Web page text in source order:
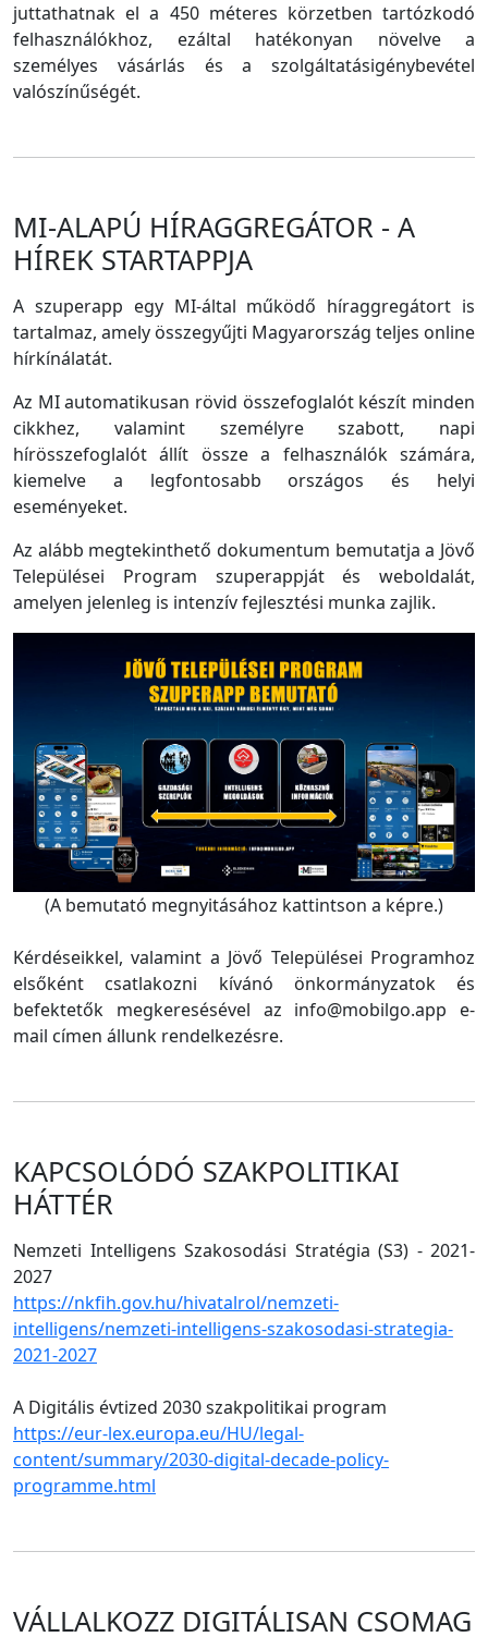
juttathatnak el a 450 méteres körzetben tartózkodó
felhasználókhoz, ezáltal hatékonyan növelve a
személyes vásárlás és a szolgáltatásigénybevétel
valószínűségét.
MI-ALAPÚ HÍRAGGREGÁTOR - A
HÍREK STARTAPPJA
A szuperapp egy MI-által működő híraggregátort is
tartalmaz, amely összegyűjti Magyarország teljes online
hírkínálatát.
Az MI automatikusan rövid összefoglalót készít minden
cikkhez, valamint személyre szabott, napi
hírösszefoglalót állít össze a felhasználók számára,
kiemelve a legfontosabb országos és helyi
eseményeket.
Az alább megtekinthető dokumentum bemutatja a Jövő
Települései Program szuperappját és weboldalát,
amelyen jelenleg is intenzív fejlesztési munka zajlik.
(A bemutató megnyitásához kattintson a képre.)
Kérdéseikkel, valamint a Jövő Települései Programhoz
elsőként csatlakozni kívánó önkormányzatok és
befektetők megkeresésével az info@mobilgo.app e-
mail címen állunk rendelkezésre.
KAPCSOLÓDÓ SZAKPOLITIKAI
HÁTTÉR
Nemzeti Intelligens Szakosodási Stratégia (S3) - 2021-
2027
https://nkfih.gov.hu/hivatalrol/nemzeti-
intelligens/nemzeti-intelligens-szakosodasi-strategia-
2021-2027
A Digitális évtized 2030 szakpolitikai program
https://eur-lex.europa.eu/HU/legal-
content/summary/2030-digital-decade-policy-
programme.html
VÁLLALKOZZ DIGITÁLISAN CSOMAG